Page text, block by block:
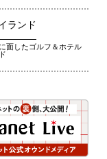
ランド
面したゴルフ＆ホテル